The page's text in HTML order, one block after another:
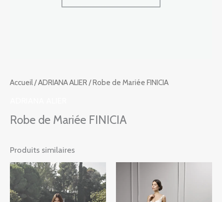
Accueil/ADRIANA ALIER/ Robe de Mariée FINICIA
Robe de Mariée FINICIA
Produits similaires